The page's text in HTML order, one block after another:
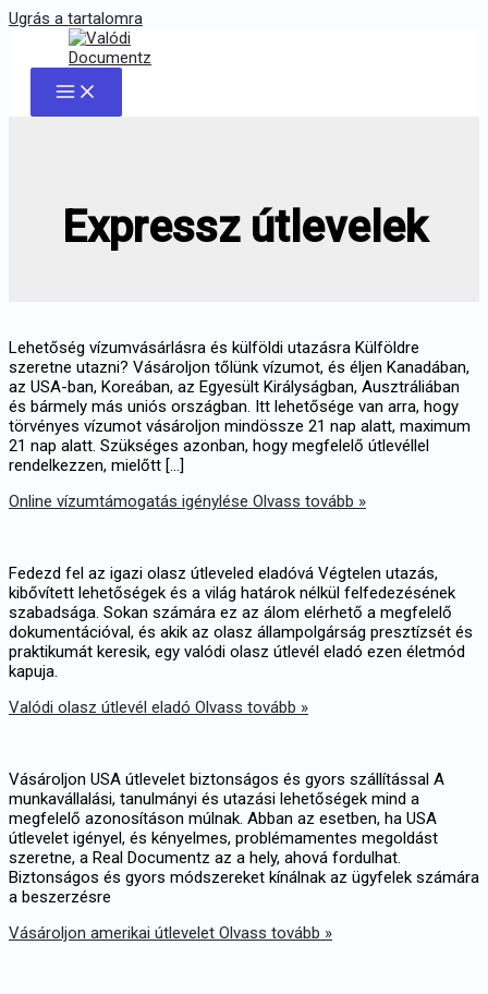
Ugrás a tartalomra
Expressz útlevelek
Lehetőség vízumvásárlásra és külföldi utazásra Külföldre
szeretne utazni? Vásároljon tőlünk vízumot, és éljen Kanadában,
az USA-ban, Koreában, az Egyesült Királyságban, Ausztráliában
és bármely más uniós országban. Itt lehetősége van arra, hogy
törvényes vízumot vásároljon mindössze 21 nap alatt, maximum
21 nap alatt. Szükséges azonban, hogy megfelelő útlevéllel
rendelkezzen, mielőtt [...]
Online vízumtámogatás igénylése Olvass tovább »
Fedezd fel az igazi olasz útleveled eladóvá Végtelen utazás,
kibővített lehetőségek és a világ határok nélkül felfedezésének
szabadsága. Sokan számára ez az álom elérhető a megfelelő
dokumentációval, és akik az olasz állampolgárság presztízsét és
praktikumát keresik, egy valódi olasz útlevél eladó ezen életmód
kapuja.
Valódi olasz útlevél eladó Olvass tovább »
Vásároljon USA útlevelet biztonságos és gyors szállítással A
munkavállalási, tanulmányi és utazási lehetőségek mind a
megfelelő azonosításon múlnak. Abban az esetben, ha USA
útlevelet igényel, és kényelmes, problémamentes megoldást
szeretne, a Real Documentz az a hely, ahová fordulhat.
Biztonságos és gyors módszereket kínálnak az ügyfelek számára
a beszerzésre
Vásároljon amerikai útlevelet Olvass tovább »